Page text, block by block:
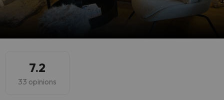
7.2
33 opinions